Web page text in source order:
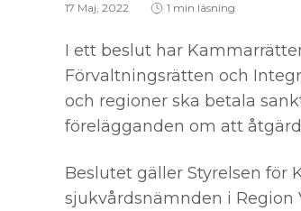
17 Maj, 2022 1 min läsning
I ett beslut har
Förvaltningsrätten och
och regioner ska betala
förelägganden om att
Beslutet gäller Styrelsen för
sjukvårdsnämnden i Region